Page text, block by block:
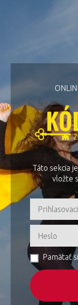
Táto sekcia
vložte
Pamätať